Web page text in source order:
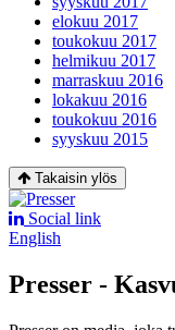
elokuu 2017
toukokuu 2017
helmikuu 2017
marraskuu 2016
lokakuu 2016
toukokuu 2016
syyskuu 2015
Takaisin ylös
Social link
English
Presser -